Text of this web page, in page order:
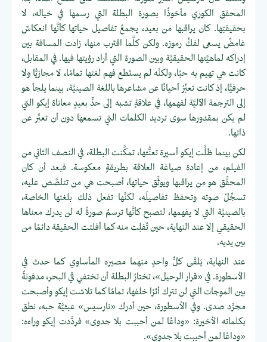
المحقق الكوري مأخوذًا بصورة البطلة التي رسمها في خياله، لا
بحقيقتِها. كان يراقبها من بعيد، يجمعُ تفاصيل حياتها كأنَّها انعكاسٌ
غامضٌ يسعى لفكِّ رموزه. ولكن كلَّما اقترب منها، زادت المسافة بين
إدراكه لماهيَّتها الحقيقيَّة وبين الصورة التي أراد رؤيتها فيها. في المقابل،
كانت هي تهيم به حبًا، ولكنَّه لم يستطع فهم لغتها تمامًا، لا مجازيًّا ولا
حرفيًّا، إذ كانت تعبِّرُ أحيانًا عن مشاعرها باللغة الصينيَّة، بينما يلجأ هو
إلى الترجمة الآليَّة لفهمها، في علاقةٍ تشبه إلى حدٍّ بعيدٍ معاناة إيكو التي
لم يكن بمقدورها سوى ترديد الكلمات التي تسمعها دون أن تعبِّر عن
ذاتها.
لكن بينما ظلَّت إيكو أسيرة تعنُّتها، تمكَّنت البطلة، في النصف الثاني من
الفيلم، من إعادة صياغة العلاقة بطريقةٍ معكوسة. فبعد أن كان
المحقِّق هو من يراقبها ويوثِّق حياتها، أصبحت هي من تتلصَّص عليه،
تسجِّلُ صوته وتحفظ تفاصيلَه، لكنَّها تفعل ذلك بلغتها الخاصة،
بالصينيَّة التي لا يفهمها، لتصبح كأنَّها ترسمُ صورةً له لن يدرك معناها
الحقيقي إلا عند النهاية، حين تُفلِت منه كما أفلتت الحقيقة دائمًا من
بين يديه.
عند النهاية، يَلقَى كلُّ واحدٍ منهما مصيره المأساوي كما حدث في
الأسطورة. في «قرار الرحيل»، تختارُ البطلة أن تختفي في البحر، مدفونةً
بين الموجات التي لن تترك أثرًا خلفها، تمامًا كما تلاشت إيكو وأصبحت
مجرَّد صدى. وفي الأسطورة، حين أدرك «نارسيس» عبثيَّة حبه، نطق
بكلماته الأخيرة: «وداعًا لمن أحببت بلا جدوى» فردَّدت إيكو وراءه:
«وداعًا لمن أحببت بلا جدوى».